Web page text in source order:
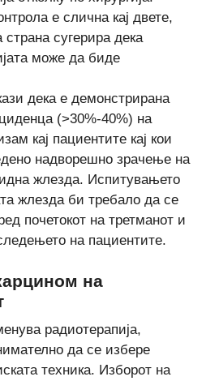
е слична кај двете,
страна сугерира дека
може да биде
дека е демонстрирана
(>30%-40%) на
кај пациентите кај кои
надворешно зрачење на
жлезда. Испитувањето
жлезда би требало да се
почетокот на третманот и
на пациентите.
на
радиотерапија,
да се избере
техника. Изборот на